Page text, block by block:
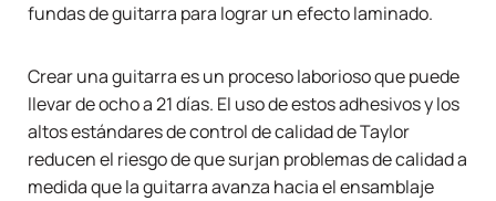
fundas de guitarra para lograr un efecto laminado.
Crear una guitarra es un proceso laborioso que puede
llevar de ocho a 21 días. El uso de estos adhesivos y los
altos estándares de control de calidad de Taylor
reducen el riesgo de que surjan problemas de calidad a
medida que la guitarra avanza hacia el ensamblaje